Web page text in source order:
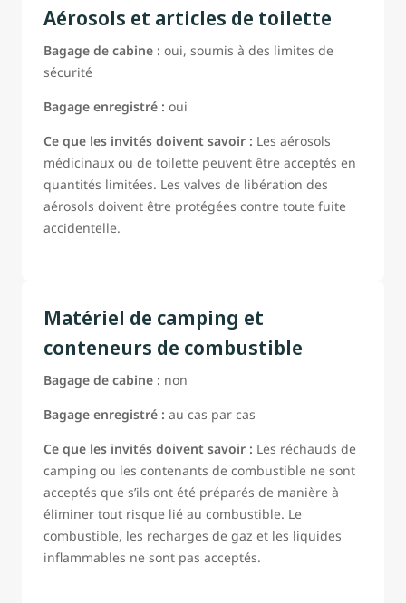
Aérosols et articles de toilette
Bagage de cabine : oui, soumis à des limites de
sécurité
Bagage enregistré : oui
Ce que les invités doivent savoir : Les aérosols
médicinaux ou de toilette peuvent être acceptés en
quantités limitées. Les valves de libération des
aérosols doivent être protégées contre toute fuite
accidentelle.
Matériel de camping et
conteneurs de combustible
Bagage de cabine : non
Bagage enregistré : au cas par cas
Ce que les invités doivent savoir : Les réchauds de
camping ou les contenants de combustible ne sont
acceptés que s’ils ont été préparés de manière à
éliminer tout risque lié au combustible. Le
combustible, les recharges de gaz et les liquides
inflammables ne sont pas acceptés.